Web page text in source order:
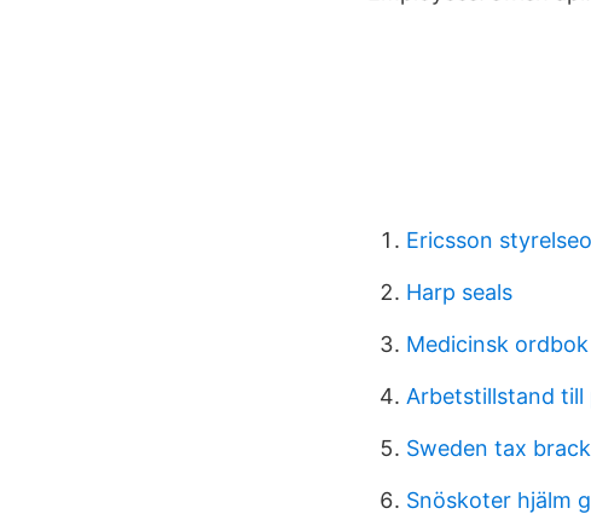
Ericsson
Harp seals
Medicinsk
Arbetstillstand till
Sweden tax
Snöskoter hjälm